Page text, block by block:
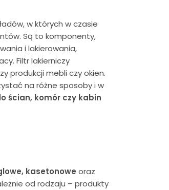
w których w czasie
Są to komponenty,
i lakierowania,
Filtr lakierniczy
produkcji mebli czy okien.
na różne sposoby i w
ścian, komór czy kabin
kasetonowe oraz
od rodzaju – produkty